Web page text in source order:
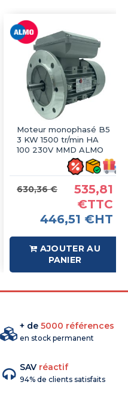
Moteur monophasé B5
3 KW 1500 tr/min HA
100 230V MMD ALMO
630,36 €
535,81
€TTC
446,51 €HT
AJOUTER AU
PANIER
+ de 5000 références
en stock permanent
SAV réactif
94% de clients satisfaits